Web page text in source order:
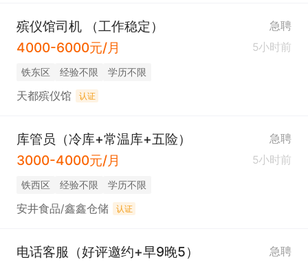
殡仪馆司机 （工作稳定） 急聘
4000-6000元/月 5小时前
铁东区 经验不限 学历不限
天都殡仪馆 认证
库管员（冷库+常温库+五险） 急聘
3000-4000元/月 5小时前
铁西区 经验不限 学历不限
安井食品/鑫鑫仓储 认证
电话客服（好评邀约+早9晚5） 急聘